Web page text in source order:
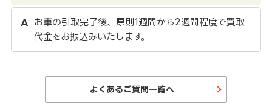
お車の引取完了後、原則1週間から2週間程度で買取
代金をお振込みいたします。
よくあるご質問一覧へ